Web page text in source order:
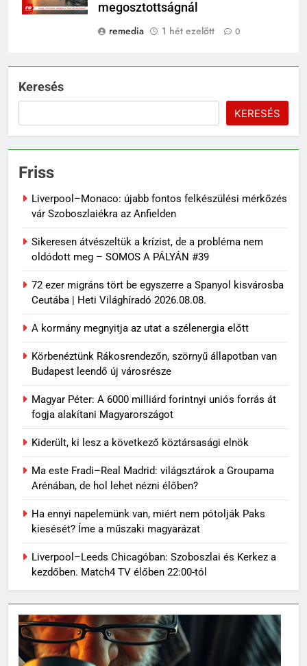
megosztottságnál
remedia
1 hét ezelőtt 0
Keresés
KERESÉS
Friss
Liverpool–Monaco: újabb fontos felkészülési mérkőzés
vár Szoboszlaiékra az Anfielden
Sikeresen átvészeltük a krízist, de a probléma nem
oldódott meg – SOMOS A PÁLYÁN #39
72 ezer migráns tört be egyszerre a Spanyol kisvárosba
Ceutába | Heti Világhíradó 2026.08.08.
A kormány megnyitja az utat a szélenergia előtt
Körbenéztünk Rákosrendezőn, szörnyű állapotban van
Budapest leendő új városrésze
Magyar Péter: A 6000 milliárd forintnyi uniós forrás át
fogja alakítani Magyarországot
Kiderült, ki lesz a következő köztársasági elnök
Ma este Fradi–Real Madrid: világsztárok a Groupama
Arénában, de hol lehet nézni élőben?
Ha ennyi napelemünk van, miért nem pótolják Paks
kiesését? Íme a műszaki magyarázat
Liverpool–Leeds Chicagóban: Szoboszlai és Kerkez a
kezdőben. Match4 TV élőben 22:00-tól